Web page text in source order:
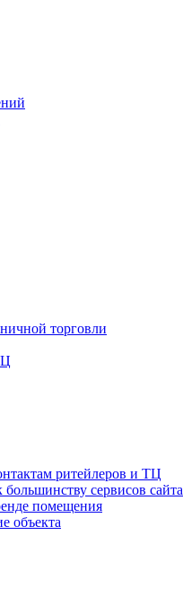
торговли
ритейлеров и ТЦ
большинству сервисов сайта
помещения
объекта